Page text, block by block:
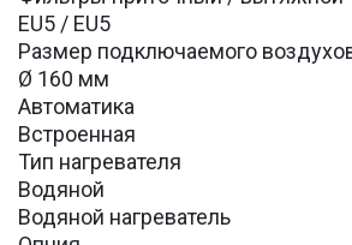
EU5 / EU5
Размер подключаемого
Ø 160 мм
Автоматика
Встроенная
Тип нагревателя
Водяной
Водяной нагреватель